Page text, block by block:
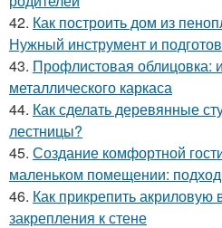
42. Как построить дом из
Нужный инструмент и
43. Профлистовая облицовка:
металлического каркаса
44. Как сделать деревянные
лестницы?
45. Создание комфортной
маленьком помещении:
46. Как прикрепить акриловую
закрепления к стене